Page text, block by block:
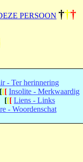
PERSOON †††
- Ter herinnering
[[[ Insolite - Merkwaardig
[[[ Liens - Links
- Woordenschat